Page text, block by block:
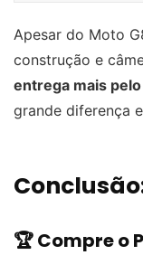
Apesar do Moto
construção e
entrega mais
grande diferença
🏆Compre o